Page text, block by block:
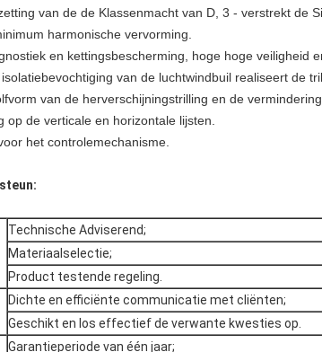
van de de Klassenmacht van D, 3 - verstrekt de
harmonische vervorming.
en kettingsbescherming, hoge hoge veiligheid
van de luchtwindbuil realiseert de
van de herverschijningstrilling en de
op de verticale en horizontale lijsten.
het controlemechanisme.
Technische Adviserend;
Materiaalselectie;
Product testende regeling.
Dichte en efficiënte communicatie met cliënten;
Geschikt en los effectief de verwante kwesties op.
Garantieperiode van één jaar;